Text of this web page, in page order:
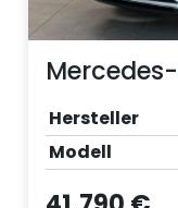
Hersteller
Modell